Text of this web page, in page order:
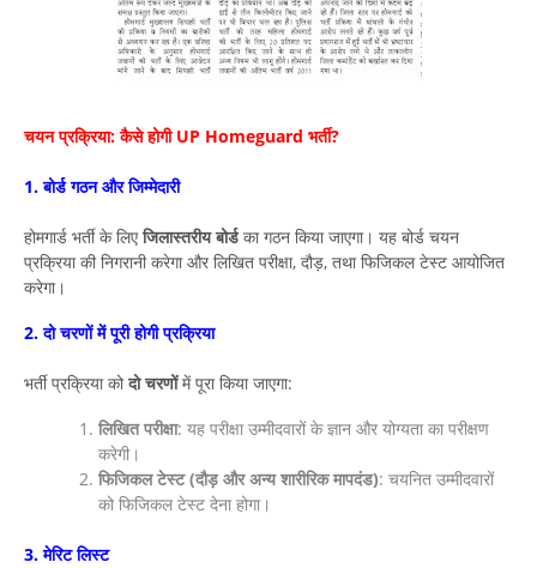
चयन प्रक्रिया: कैसे होगी UP Homeguard भर्ती?
1. बोर्ड गठन और जिम्मेदारी
होमगार्ड भर्ती के लिएजिलास्तरीय बोर्डका गठन किया जाएगा। यह बोर्ड चयन
प्रक्रिया की निगरानी करेगा और लिखित परीक्षा, दौड़, तथा फिजिकल टेस्ट आयोजित
करेगा।
2. दो चरणों में पूरी होगी प्रक्रिया
भर्ती प्रक्रिया कोदो चरणोंमें पूरा किया जाएगा:
लिखित परीक्षा: यह परीक्षा उम्मीदवारों के ज्ञान और योग्यता का परीक्षण
करेगी।
फिजिकल टेस्ट (दौड़ और अन्य शारीरिक मापदंड): चयनित उम्मीदवारों
को फिजिकल टेस्ट देना होगा।
3. मेरिट लिस्ट